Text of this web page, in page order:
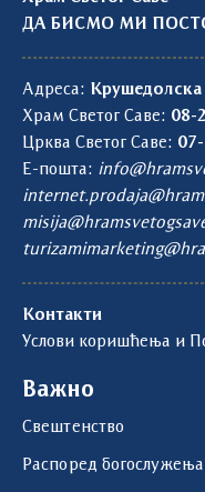
ДА БИСМО МИ
Адреса: Крушедолска
Храм Светог Саве: 08-
Црква Светог Саве:
Е-пошта:
Контакти
Услови коришћења и
Важно
Свештенство
Распоред богослужења